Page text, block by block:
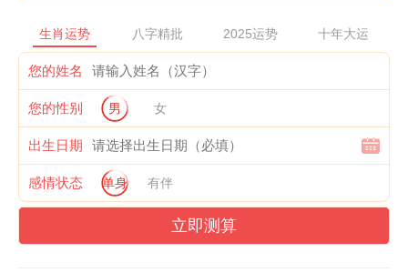
日）
二、2025年蛇宝宝最佳出生月份了解根据三元九运与生辰八字理
论，2025年特别指定月份出生的蛇宝宝将获得天地能量加持：
农历三月（辰月4.27-5.25）
辰土生巳火形成"化气格"，此月出生者具超群领导力。日柱带甲
生肖运势 八字精批 2025运势 十年大运
您的姓名
您的性别 男 女
出生日期
感情状态 单身 有伴
立即测算